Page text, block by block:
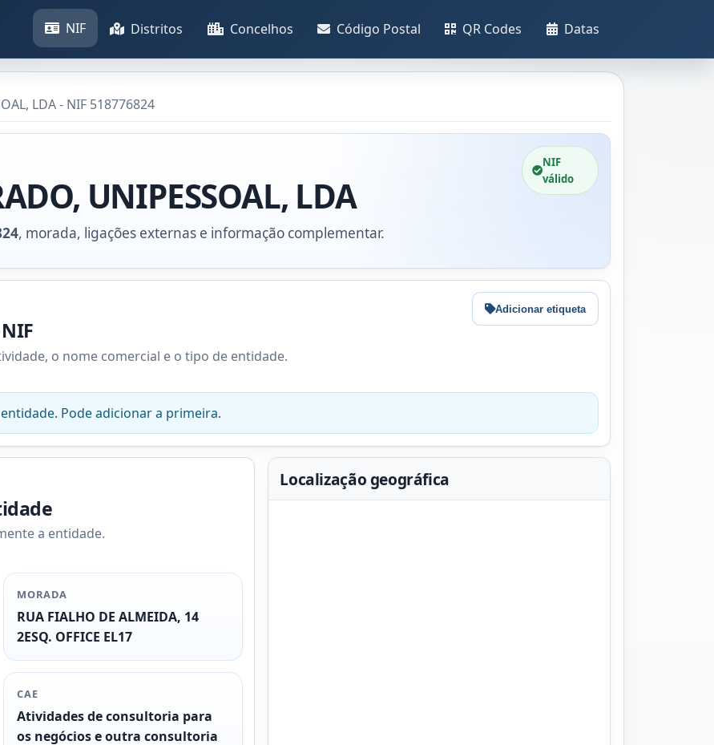
NIF Distritos Concelhos Código Postal QR Codes Datas
LDA - NIF 518776824
UNIPESSOAL, LDA
, morada, ligações externas e informação complementar.
NIF
válido
o nome comercial e o tipo de entidade.
Adicionar etiqueta
Pode adicionar a primeira.
a entidade.
MORADA
RUA FIALHO DE ALMEIDA, 14
2ESQ. OFFICE EL17
CAE
Atividades de consultoria para
os negócios e outra consultoria
Localização geográfica